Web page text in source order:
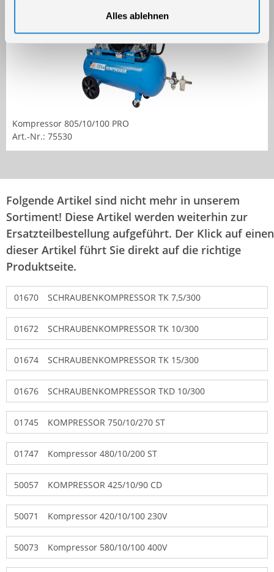
Alles ablehnen
Kompressor 805/10/100 PRO
Art.-Nr.: 75530
Folgende Artikel sind nicht mehr in unserem
Sortiment! Diese Artikel werden weiterhin zur
Ersatzteilbestellung aufgeführt. Der Klick auf einen
dieser Artikel führt Sie direkt auf die richtige
Produktseite.
01670 SCHRAUBENKOMPRESSOR TK 7,5/300
01672 SCHRAUBENKOMPRESSOR TK 10/300
01674 SCHRAUBENKOMPRESSOR TK 15/300
01676 SCHRAUBENKOMPRESSOR TKD 10/300
01745 KOMPRESSOR 750/10/270 ST
01747 Kompressor 480/10/200 ST
50057 KOMPRESSOR 425/10/90 CD
50071 Kompressor 420/10/100 230V
50073 Kompressor 580/10/100 400V